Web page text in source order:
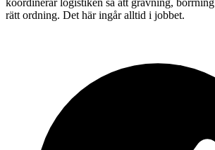
rätt ordning. Det här ingår alltid i jobbet.